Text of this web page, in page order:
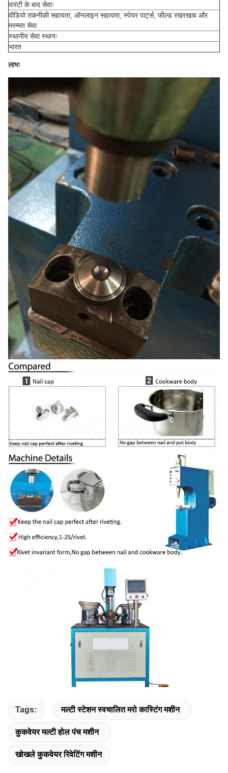
वारंटी के बाद सेवाः
वीडियो तकनीकी सहायता, ऑनलाइन सहायता, स्पेयर पार्ट्स, फील्ड रखरखाव और
मरम्मत सेवा
स्थानीय सेवा स्थानः
भारत
लाभः
Tags: मल्टी स्टेशन स्वचालित मरो कास्टिंग मशीन
कुकवेयर मल्टी होल पंच मशीन
खोखले कुकवेयर रिवेटिंग मशीन